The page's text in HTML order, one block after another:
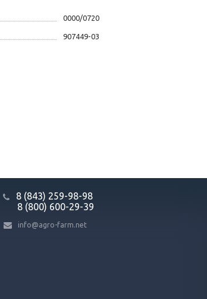
0000/0720
907449-03
8 (843) 259-98-98
8 (800) 600-29-39
info@agro-farm.net